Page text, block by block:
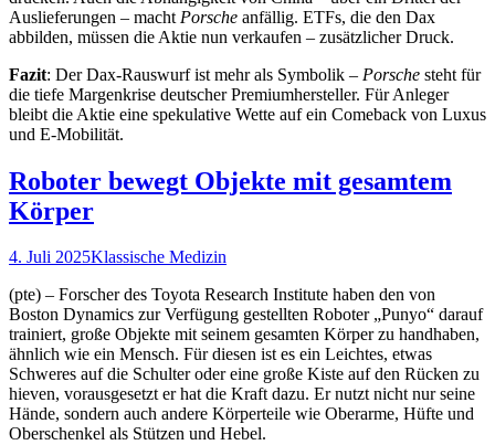
Auslieferungen – macht Porsche anfällig. ETFs, die den Dax
abbilden, müssen die Aktie nun verkaufen – zusätzlicher Druck.
Fazit: Der Dax-Rauswurf ist mehr als Symbolik – Porsche steht für
die tiefe Margenkrise deutscher Premiumhersteller. Für Anleger
bleibt die Aktie eine spekulative Wette auf ein Comeback von Luxus
und E-Mobilität.
Roboter bewegt Objekte mit gesamtem
Körper
4. Juli 2025Klassische Medizin
(pte) – Forscher des Toyota Research Institute haben den von
Boston Dynamics zur Verfügung gestellten Roboter „Punyo“ darauf
trainiert, große Objekte mit seinem gesamten Körper zu handhaben,
ähnlich wie ein Mensch. Für diesen ist es ein Leichtes, etwas
Schweres auf die Schulter oder eine große Kiste auf den Rücken zu
hieven, vorausgesetzt er hat die Kraft dazu. Er nutzt nicht nur seine
Hände, sondern auch andere Körperteile wie Oberarme, Hüfte und
Oberschenkel als Stützen und Hebel.